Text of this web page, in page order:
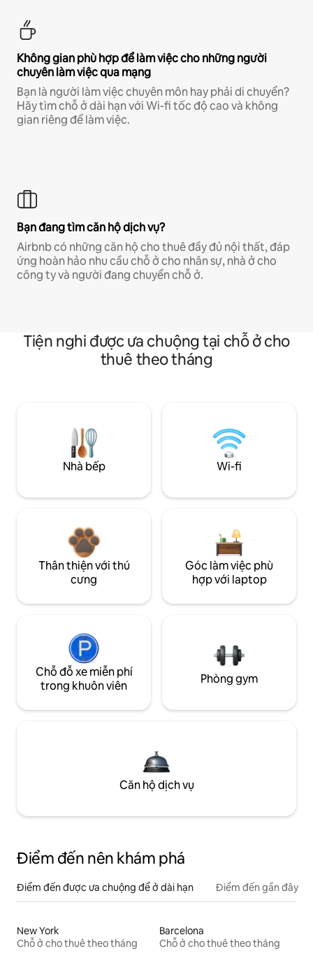
Không gian phù hợp để làm việc cho những người
chuyên làm việc qua mạng
Bạn là người làm việc chuyên môn hay phải di chuyển?
Hãy tìm chỗ ở dài hạn với Wi-fi tốc độ cao và không
gian riêng để làm việc.
Bạn đang tìm căn hộ dịch vụ?
Airbnb có những căn hộ cho thuê đầy đủ nội thất, đáp
ứng hoàn hảo nhu cầu chỗ ở cho nhân sự, nhà ở cho
công ty và người đang chuyển chỗ ở.
Tiện nghi được ưa chuộng tại chỗ ở cho
thuê theo tháng
Nhà bếp Wi-fi
Thân thiện với thú
cưng
Góc làm việc phù
hợp với laptop
Chỗ đỗ xe miễn phí
trong khuôn viên
Phòng gym
Căn hộ dịch vụ
Điểm đến nên khám phá
Điểm đến được ưa chuộng để ở dài hạn Điểm đến gần đây
New York
Chỗ ở cho thuê theo tháng
Barcelona
Chỗ ở cho thuê theo tháng